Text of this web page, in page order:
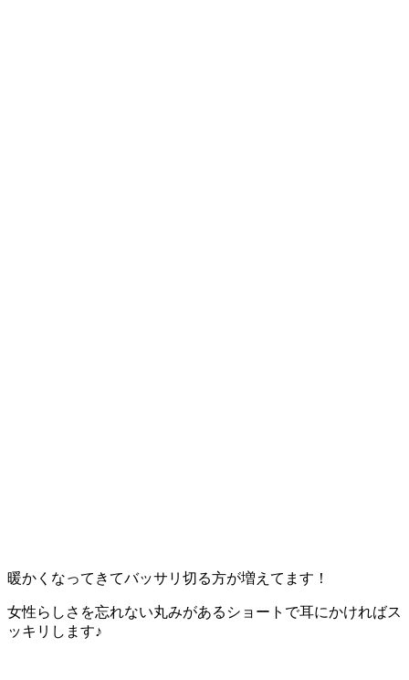
暖かくなってきてバッサリ切る方が増えてます！
女性らしさを忘れない丸みがあるショートで耳にかければス
ッキリします♪